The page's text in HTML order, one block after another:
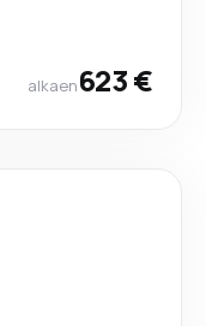
alkaen623 €